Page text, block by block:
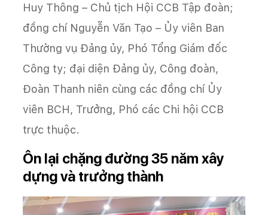
Huy Thông – Chủ tịch Hội CCB Tập đoàn;
đồng chí Nguyễn Văn Tạo – Ủy viên Ban
Thường vụ Đảng ủy, Phó Tổng Giám đốc
Công ty; đại diện Đảng ủy, Công đoàn,
Đoàn Thanh niên cùng các đồng chí Ủy
viên BCH, Trưởng, Phó các Chi hội CCB
trực thuộc.
Ôn lại chặng đường 35 năm xây
dựng và trưởng thành